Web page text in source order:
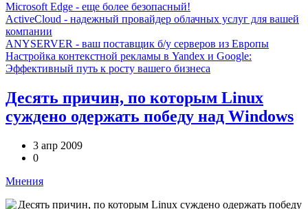
Microsoft Edge - еще более безопасный!
ActiveCloud - надежный провайдер облачных услуг для вашей
компании
ANYSERVER - ваш поставщик б/у серверов из Европы
Настройка контекстной рекламы в Yandex и Google:
Эффективный путь к росту вашего бизнеса
Десять причин, по которым Linux
суждено одержать победу над Windows
3 апр 2009
0
Мнения